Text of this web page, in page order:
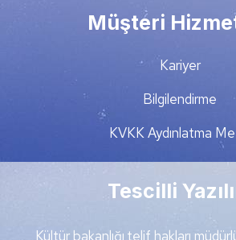
Müşteri
Kariyer
Bilgilendirme
KVKK Aydınlatma
Tescilli
Kültür bakanlığı,telif hakları